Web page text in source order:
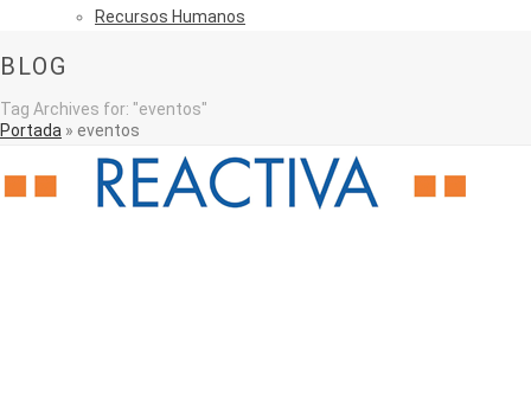
Recursos Humanos
BLOG
Tag Archives for: "eventos"
Portada » eventos